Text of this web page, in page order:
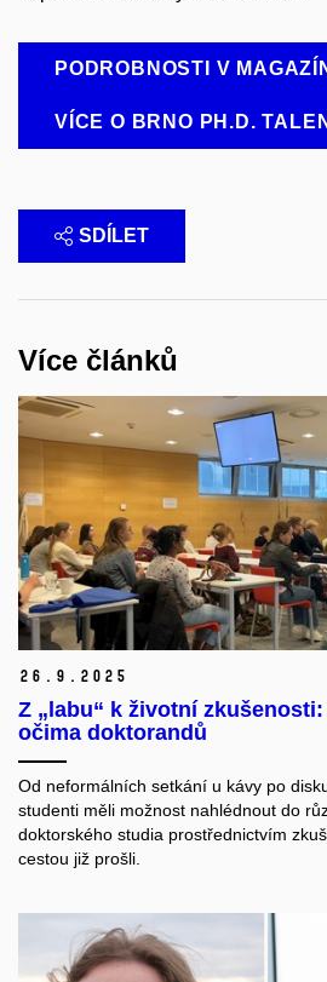
PODROBNOSTI V
VÍCE O BRNO PH.D.
SDÍLET
Více článků
26. 9. 2025
Z „labu“ k životní
očima doktorandů
Od neformálních setkání u kávy po
studenti měli možnost nahlédnout do
doktorského studia prostřednictvím
cestou již prošli.